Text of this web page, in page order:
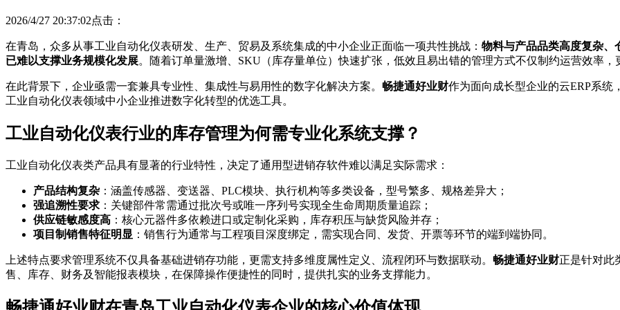
2026/4/27 20:37:02点击：
在青岛，众多从事工业自动化仪表研发、生产、贸易及系统集成的中小企业正面临一项共性挑战： 物料与产品品类高度复杂、
已难以支撑业务规模化发展。随着订单量激增、SKU（库存量单位）快速扩张，低效且易出错的管理方式不仅制约运营效率
在此背景下，企业亟需一套兼具专业性、集成性与易用性的数字化解决方案。 畅捷通好业财作为面向成长型企业的云ERP系
工业自动化仪表领域中小企业推进数字化转型的优选工具。
工业自动化仪表行业的库存管理为何需专业化系统支撑？
工业自动化仪表类产品具有显著的行业特性，决定了通用型进销存软件难以满足实际需求：
产品结构复杂 ：涵盖传感器、变送器、PLC模块、执行机构等多类设备，型号繁多、规格差异大；
强追溯性要求 ：关键部件常需通过批次号或唯一序列号实现全生命周期质量追踪；
供应链敏感度高 ：核心元器件多依赖进口或定制化采购，库存积压与缺货风险并存；
项目制销售特征明显 ：销售行为通常与工程项目深度绑定，需实现合同、发货、开票等环节的端到端协同。
上述特点要求管理系统不仅具备基础进销存功能，更需支持多维度属性定义、流程闭环与数据联动。 畅捷通好业财正是针对此
售、库存、财务及智能报表模块，在保障操作便捷性的同时，提供扎实的业务支撑能力。